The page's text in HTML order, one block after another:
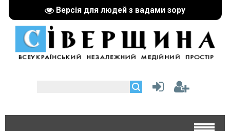
Версія для людей з вадами зору